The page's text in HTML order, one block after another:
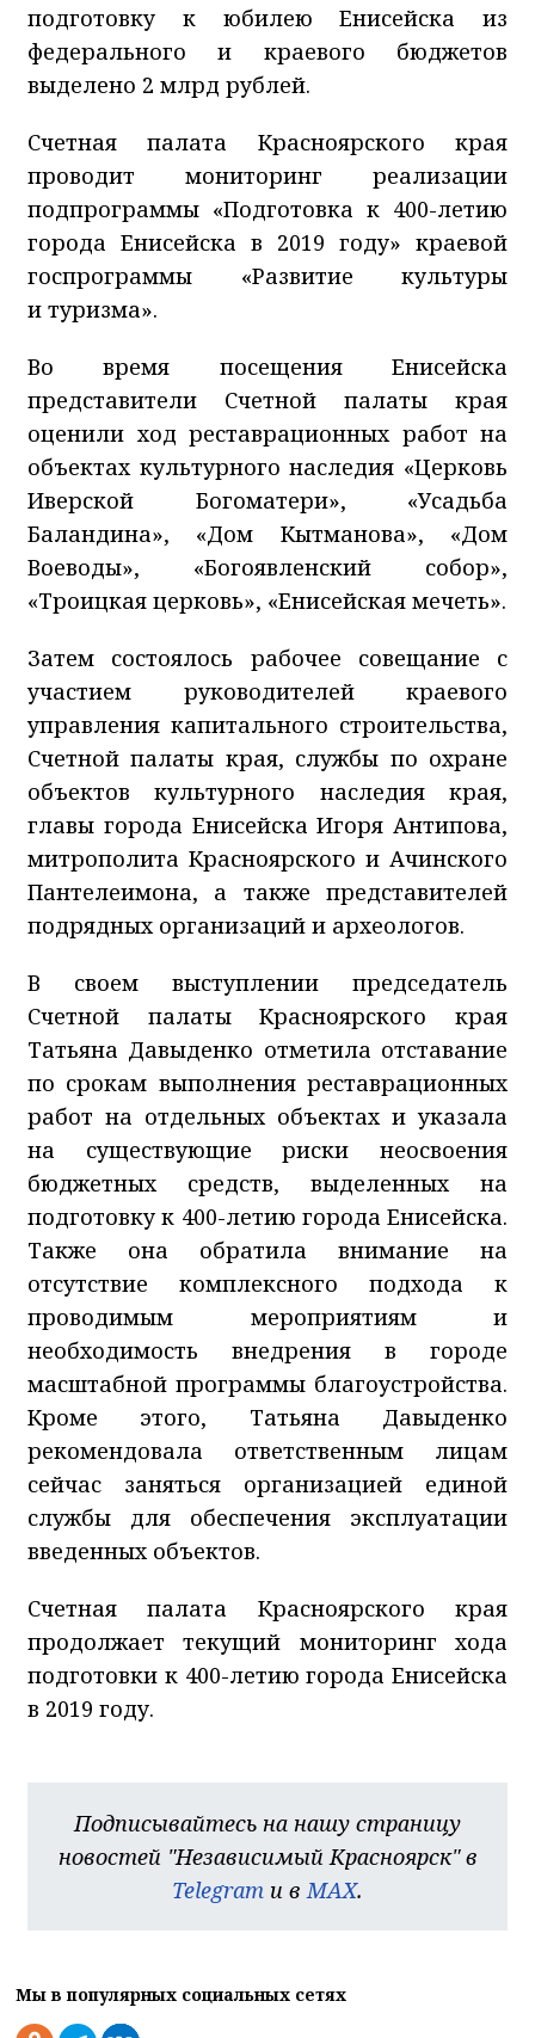
подготовку к юбилею Енисейска из
федерального и краевого бюджетов
выделено 2 млрд рублей.
Счетная палата Красноярского края
проводит мониторинг реализации
подпрограммы «Подготовка к 400-летию
города Енисейска в 2019 году» краевой
госпрограммы «Развитие культуры
и туризма».
Во время посещения Енисейска
представители Счетной палаты края
оценили ход реставрационных работ на
объектах культурного наследия «Церковь
Иверской Богоматери», «Усадьба
Баландина», «Дом Кытманова», «Дом
Воеводы», «Богоявленский собор»,
«Троицкая церковь», «Енисейская мечеть».
Затем состоялось рабочее совещание с
участием руководителей краевого
управления капитального строительства,
Счетной палаты края, службы по охране
объектов культурного наследия края,
главы города Енисейска Игоря Антипова,
митрополита Красноярского и Ачинского
Пантелеимона, а также представителей
подрядных организаций и археологов.
В своем выступлении председатель
Счетной палаты Красноярского края
Татьяна Давыденко отметила отставание
по срокам выполнения реставрационных
работ на отдельных объектах и указала
на существующие риски неосвоения
бюджетных средств, выделенных на
подготовку к 400-летию города Енисейска.
Также она обратила внимание на
отсутствие комплексного подхода к
проводимым мероприятиям и
необходимость внедрения в городе
масштабной программы благоустройства.
Кроме этого, Татьяна Давыденко
рекомендовала ответственным лицам
сейчас заняться организацией единой
службы для обеспечения эксплуатации
введенных объектов.
Счетная палата Красноярского края
продолжает текущий мониторинг хода
подготовки к 400-летию города Енисейска
в 2019 году.
Подписывайтесь на нашу страницу
новостей "Независимый Красноярск" в
Telegram и в MAX.
Мы в популярных социальных сетях